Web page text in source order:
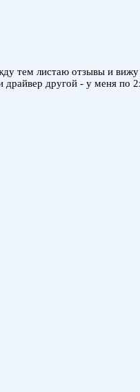
тем листаю отзывы и вижу
другой - у меня по